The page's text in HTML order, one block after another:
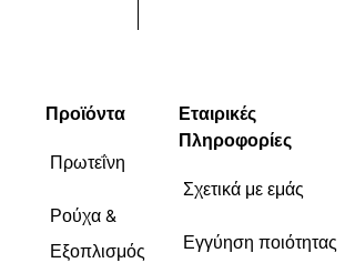
Προϊόντα
Πρωτεΐνη
Ρούχα &
Εξοπλισμός
Εταιρικές
Πληροφορίες
Σχετικά με εμάς
Εγγύηση ποιότητας